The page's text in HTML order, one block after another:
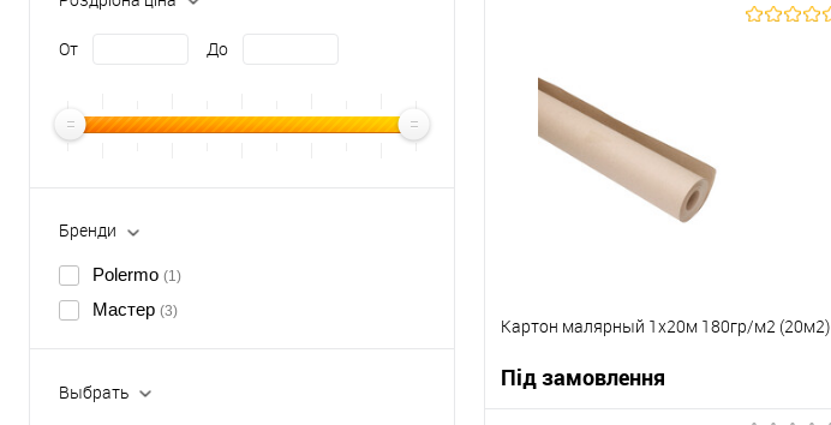
От До
Бренди
Polermo (1)
Мастер (3)
Выбрать
Картон малярный 1х20м 180гр/м2 (20м2)
Під замовлення